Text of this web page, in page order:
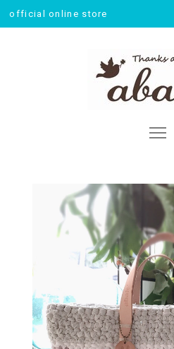
official online store